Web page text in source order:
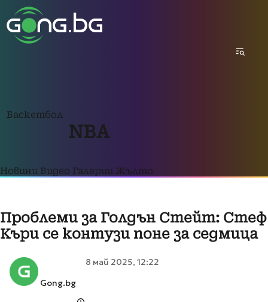
Баскетбол
NBA
Новини Видео Галерии Жълто
Проблеми за Голдън Стейт: Стеф
Къри се контузи поне за седмица
Gong.bg
8 май 2025, 12:22